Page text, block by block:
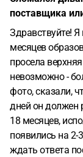
поставщика
Здравствуйте! Я
месяцев
просела
невозможно -
фото, сказали,
дней он должен
18 месяцев,
появились на
ждать ответа